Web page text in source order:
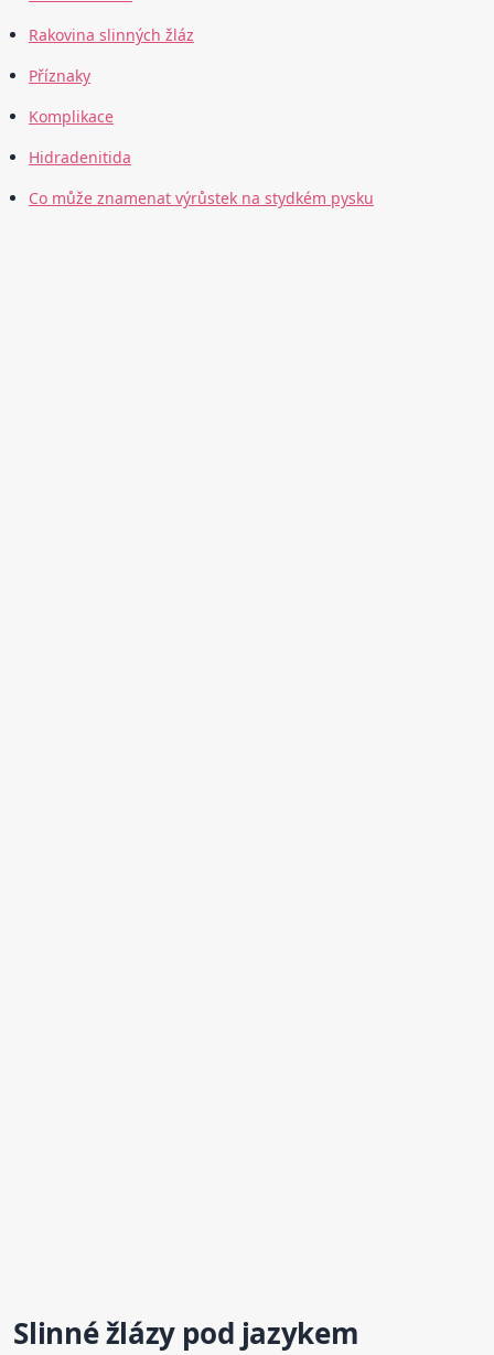
Rakovina slinných žláz
Příznaky
Komplikace
Hidradenitida
Co může znamenat výrůstek na stydkém pysku
Slinné žlázy pod jazykem